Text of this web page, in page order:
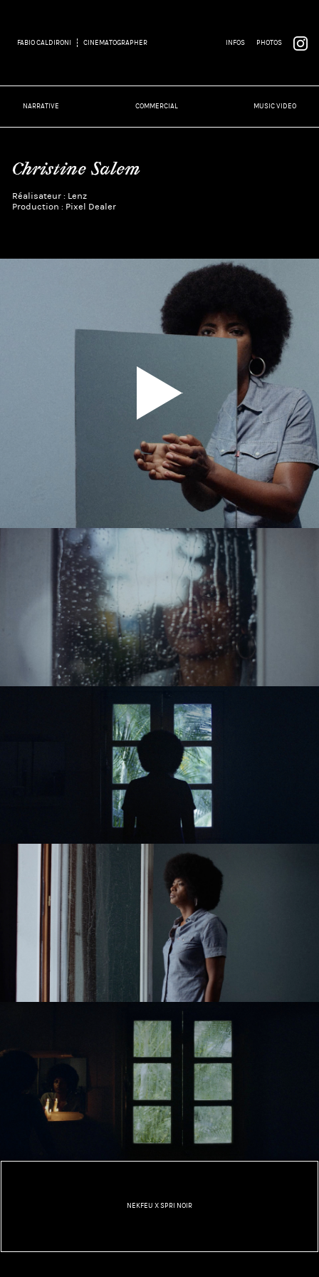
FABIO CALDIRONI CINEMATOGRAPHER INFOS PHOTOS
NARRATIVE COMMERCIAL MUSIC VIDEO
Christine Salem
Réalisateur : Lenz
Production : Pixel Dealer
NEKFEU X SPRI NOIR